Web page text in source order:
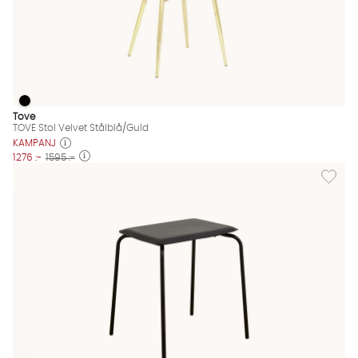
TOVE Stol Velvet Stålblå/Guld Finns även i dessa färger:
TOVE Stol Velvet Stålblå/Guld
Tove
TOVE Stol Velvet Stålblå/Guld
KAMPANJ
1276 :- 1595 :-
Lägg